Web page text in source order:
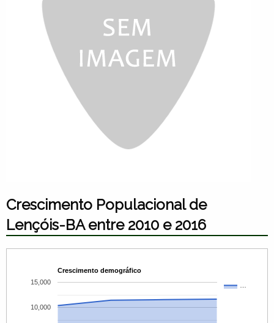
Crescimento Populacional de
Lençóis-BA entre 2010 e 2016
Crescimento demográfico
…
10,000
15,000